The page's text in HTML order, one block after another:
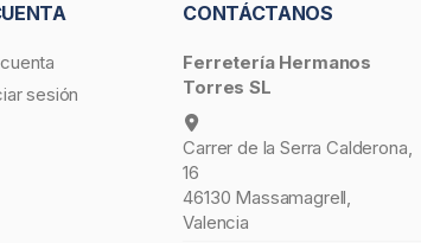
sesión
CONTÁCTANOS
Ferretería Hermanos
Torres SL
Carrer de la Serra Calderona,
16
46130 Massamagrell,
Valencia